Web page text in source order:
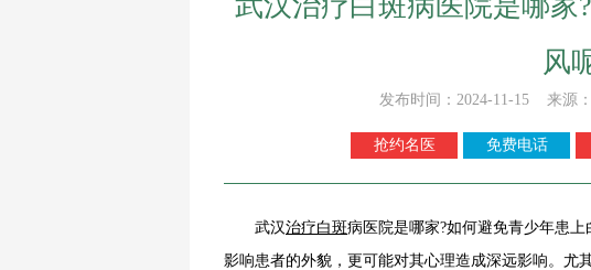
风
发布时间：2024-11-15 来源：
抢约名医 免费电话
武汉治疗白斑病医院是哪家?如何避免青少年患
影响患者的外貌，更可能对其心理造成深远影响。尤